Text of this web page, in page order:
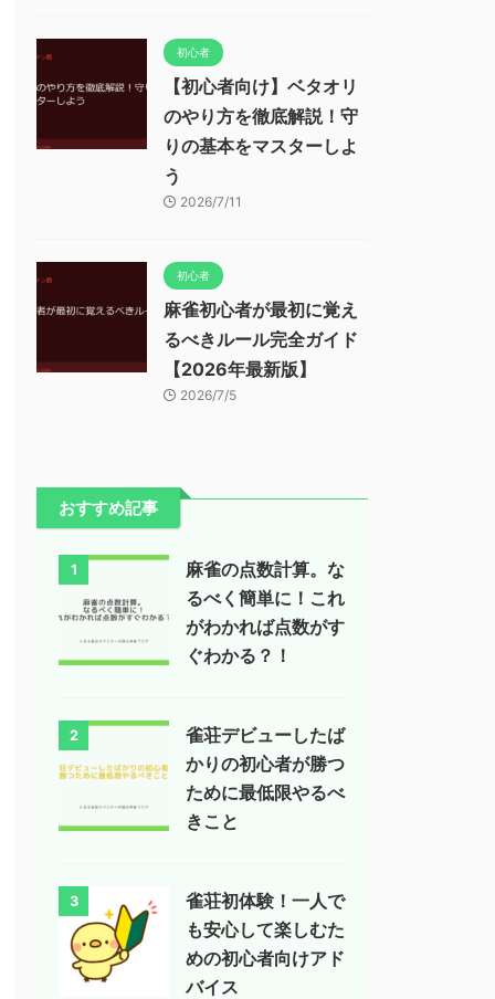
初心者
【初心者向け】ベタオリ
のやり方を徹底解説！守
りの基本をマスターしよ
う
2026/7/11
初心者
麻雀初心者が最初に覚え
るべきルール完全ガイド
【2026年最新版】
2026/7/5
おすすめ記事
1
麻雀の点数計算。な
るべく簡単に！これ
がわかれば点数がす
ぐわかる？！
2
雀荘デビューしたば
かりの初心者が勝つ
ために最低限やるべ
きこと
3
雀荘初体験！一人で
も安心して楽しむた
めの初心者向けアド
バイス